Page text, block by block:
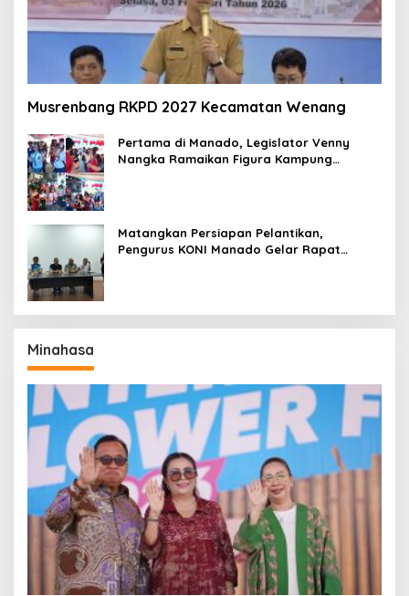
Musrenbang RKPD 2027 Kecamatan Wenang
Pertama di Manado, Legislator Venny
Nangka Ramaikan Figura Kampung
Matangkan Persiapan Pelantikan,
Pengurus KONI Manado Gelar Rapat
Minahasa